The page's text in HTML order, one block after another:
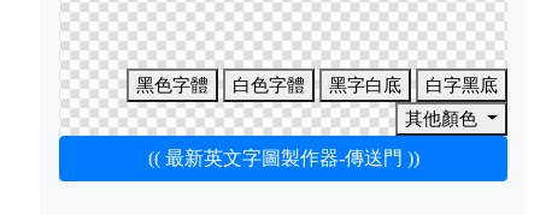
黑色字體 白色字體 黑字白底
白字黑底
其他顏色
(( 最新英文字圖製作器-傳送門 ))